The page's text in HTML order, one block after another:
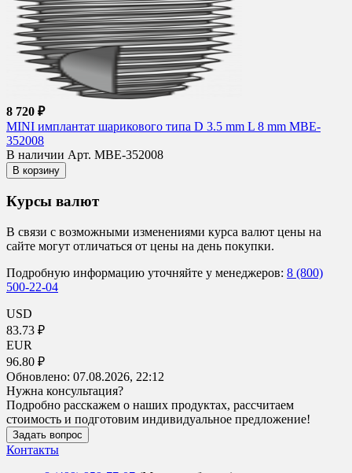
8 720 ₽
MINI имплантат шарикового типа D 3.5 mm L 8 mm MBE-
352008
В наличии Арт. MBE-352008
В корзину
Курсы валют
В связи с возможными изменениями курса валют цены на
сайте могут отличаться от цены на день покупки.
Подробную информацию уточняйте у менеджеров: 8 (800)
500-22-04
USD
83.73 ₽
EUR
96.80 ₽
Обновлено: 07.08.2026, 22:12
Нужна консультация?
Подробно расскажем о наших продуктах, рассчитаем
стоимость и подготовим индивидуальное предложение!
Задать вопрос
Контакты